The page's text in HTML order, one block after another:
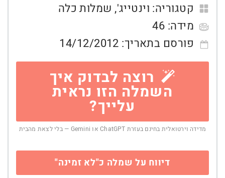
קטגוריה: וינטייג', שמלות כלה
מידה: 46
פורסם בתאריך: 14/12/2012
רוצה לבדוק איך
השמלה הזו נראית
עלייך?
מדידה וירטואלית בחינם בעזרת ChatGPT או Gemini — בלי לצאת מהבית
דיווח על שמלה כ"לא זמינה"